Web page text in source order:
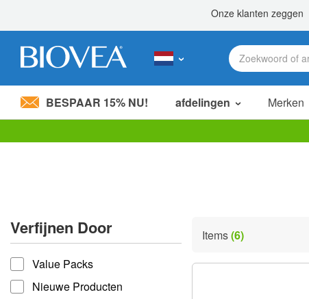
Let
Druk
op
Control-
F11
om
de
BESPAAR 15% NU! afdelingen Merken
Verfijnen Door
verfijnen door
Value Packs
Nieuwe Producten
Items(6)